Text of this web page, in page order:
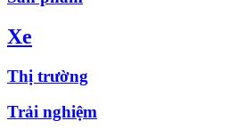
Xe
Thị trường
Trải nghiệm